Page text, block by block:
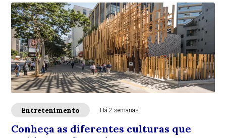
Entretenimento Há 2 semanas
Conheça as diferentes culturas que